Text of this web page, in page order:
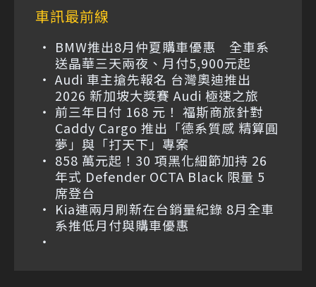
車訊最前線
BMW推出8月仲夏購車優惠 全車系
送晶華三天兩夜、月付5,900元起
Audi 車主搶先報名 台灣奧迪推出
2026 新加坡大獎賽 Audi 極速之旅
前三年日付 168 元！ 福斯商旅針對
Caddy Cargo 推出「德系質感 精算圓
夢」與「打天下」專案
858 萬元起！30 項黑化細節加持 26
年式 Defender OCTA Black 限量 5
席登台
Kia連兩月刷新在台銷量紀錄 8月全車
系推低月付與購車優惠